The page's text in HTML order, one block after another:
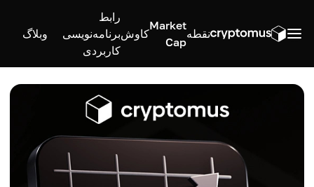
نقطه
Market
Cap
کاوش
رابط
برنامه‌نویسی
کاربردی
وبلاگ